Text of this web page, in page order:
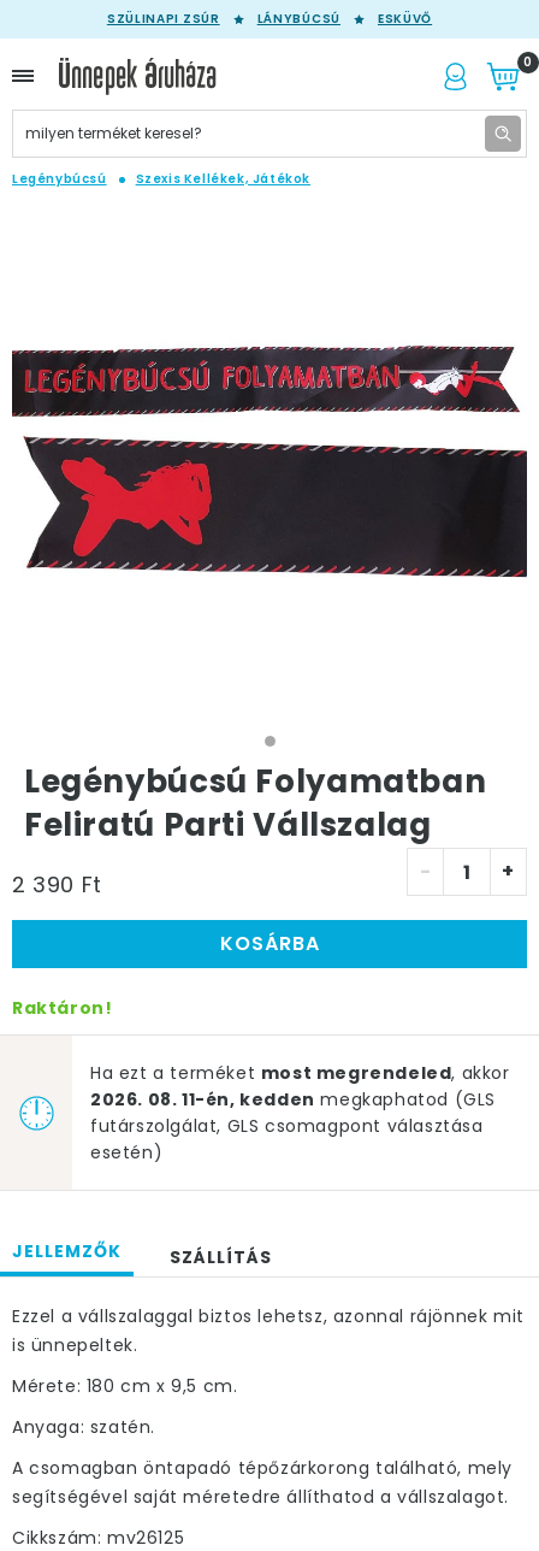
SZÜLINAPI ZSÚR LÁNYBÚCSÚ ESKÜVŐ
0
Legénybúcsú Szexis Kellékek, Játékok
Legénybúcsú Folyamatban
Feliratú Parti Vállszalag
2 390 Ft - +
KOSÁRBA
Raktáron!
Ha ezt a terméket most megrendeled, akkor
2026. 08. 11-én, kedden megkaphatod (GLS
futárszolgálat, GLS csomagpont választása
esetén)
JELLEMZŐK SZÁLLÍTÁS
Ezzel a vállszalaggal biztos lehetsz, azonnal rájönnek mit
is ünnepeltek.
Mérete: 180 cm x 9,5 cm.
Anyaga: szatén.
A csomagban öntapadó tépőzárkorong található, mely
segítségével saját méretedre állíthatod a vállszalagot.
Cikkszám: mv26125